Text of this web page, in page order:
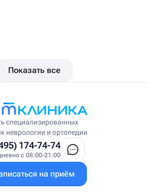
Показать все
специализированных
неврологии и ортопедии
174-74-74
с 08:00-21:00
на приём